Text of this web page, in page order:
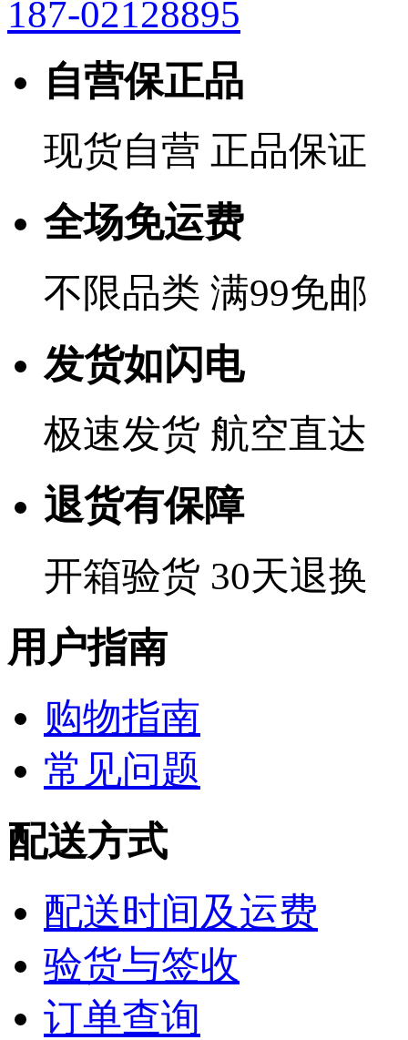
187-02128895
自营保正品
现货自营 正品保证
全场免运费
不限品类 满99免邮
发货如闪电
极速发货 航空直达
退货有保障
开箱验货 30天退换
用户指南
购物指南
常见问题
配送方式
配送时间及运费
验货与签收
订单查询